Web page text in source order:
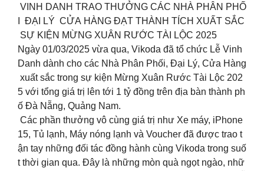
VINH DANH TRAO THƯỞNG CÁC NHÀ PHÂN PHỐ
I ĐẠI LÝ CỬA HÀNG ĐẠT THÀNH TÍCH XUẤT SẮC
SỰ KIỆN MỪNG XUÂN RƯỚC TÀI LỘC 2025
Ngày 01/03/2025 vừa qua, Vikoda đã tổ chức Lễ Vinh
Danh dành cho các Nhà Phân Phối, Đại Lý, Cửa Hàng
xuất sắc trong sự kiện Mừng Xuân Rước Tài Lộc 202
5 với tổng giá trị lên tới 1 tỷ đồng trên địa bàn thành ph
ố Đà Nẵng, Quảng Nam.
Các phần thưởng vô cùng giá trị như Xe máy, iPhone
15, Tủ lạnh, Máy nóng lạnh và Voucher đã được trao t
ận tay những đối tác đồng hành cùng Vikoda trong suố
t thời gian qua. Đây là những mòn quà ngọt ngào, nhữ